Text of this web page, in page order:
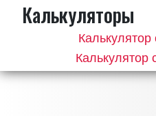
Калькуляторы
Калькулятор
Калькулятор